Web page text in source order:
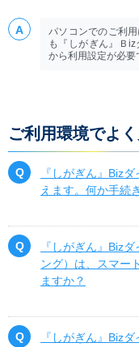
パソコンでのご利
も『しがぎん』Ｂ
から利用設定が必
ご利用環境でよ
『しがぎん』Biz
えます。何か手続
『しがぎん』Biz
ング）は、スマー
ますか？
『しがぎん』Biz